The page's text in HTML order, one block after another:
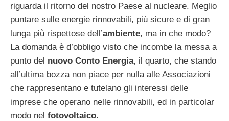
riguarda il ritorno del nostro Paese al nucleare. Meglio
puntare sulle energie rinnovabili, più sicure e di gran
lunga più rispettose dell’ambiente, ma in che modo?
La domanda è d’obbligo visto che incombe la messa a
punto del nuovo Conto Energia, il quarto, che stando
all’ultima bozza non piace per nulla alle Associazioni
che rappresentano e tutelano gli interessi delle
imprese che operano nelle rinnovabili, ed in particolar
modo nel fotovoltaico.